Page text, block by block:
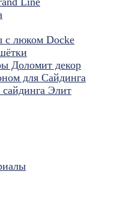
с люком Docke
Доломит декор
для Сайдинга
Элит